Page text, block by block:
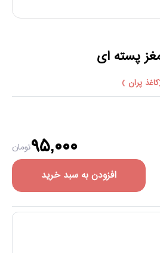
پسته ای
پران )
۹۵,۰۰۰تومان
افزودن به سبد خرید